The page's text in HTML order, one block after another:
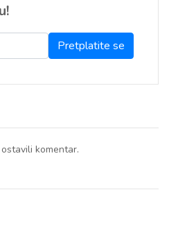
komentar.